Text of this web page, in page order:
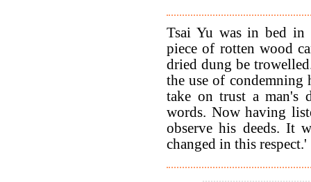
Tsai Yu was in bed in
piece of rotten wood
dried dung be
the use of condemning
take on trust a man's
words. Now having
observe his deeds. It
changed in this respect.'